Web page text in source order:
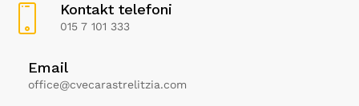
Kontakt telefoni
015 7 101 333
Email
office@cvecarastrelitzia.com